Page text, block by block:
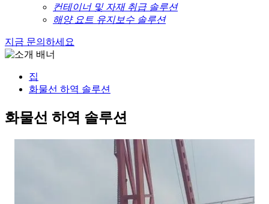
컨테이너 및 자재 취급 솔루션
해양 요트 유지보수 솔루션
지금 문의하세요
집
화물선 하역 솔루션
화물선 하역 솔루션